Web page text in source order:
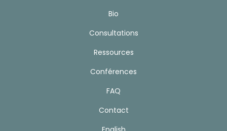
Bio
Consultations
Ressources
Conférences
FAQ
Contact